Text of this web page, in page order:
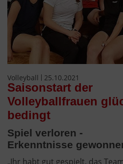
Volleyball 25.10.2021
Saisonstart der
Volleyballfrauen
bedingt
Spiel verloren -
Erkenntnisse
„Ihr habt gut gespielt, das